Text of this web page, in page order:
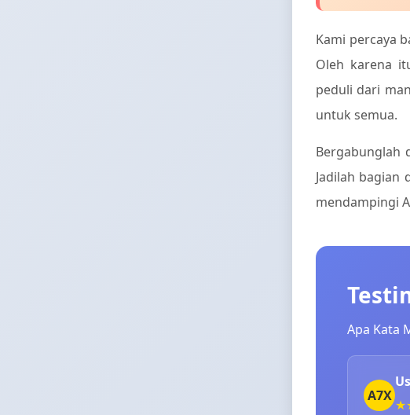
Kami percaya
Oleh karena
peduli dari
untuk semua.
Bergabunglah
Jadilah bagian
mendampingi
Apa Kata
A7X